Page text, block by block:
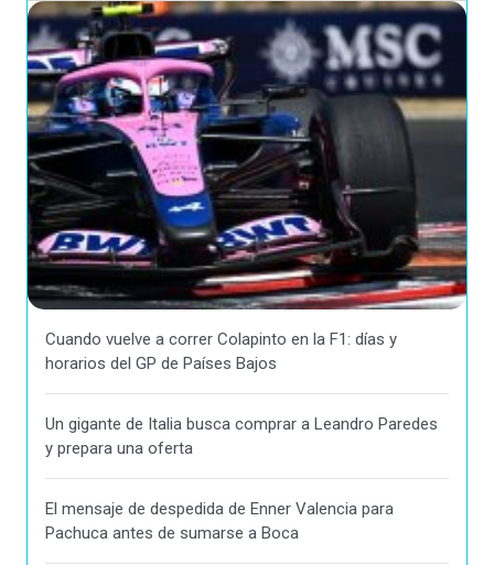
Cuando vuelve a correr Colapinto en la F1: días y
horarios del GP de Países Bajos
Un gigante de Italia busca comprar a Leandro Paredes
y prepara una oferta
El mensaje de despedida de Enner Valencia para
Pachuca antes de sumarse a Boca